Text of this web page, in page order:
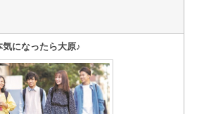
になったら大原♪